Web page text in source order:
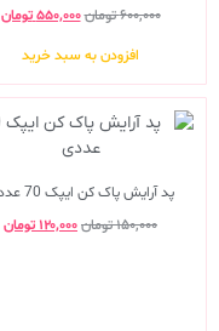
۶۰۰,۰۰۰تومان۵۵۰,۰۰۰تومان
افزودن به سبد خرید
پد آرایش پاک کن ایپک 70 عددی
۱۵۰,۰۰۰تومان۱۲۰,۰۰۰تومان